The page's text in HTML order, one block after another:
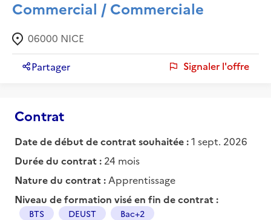
Commercial / Commerciale
06000 NICE
Partager Signaler l'offre
Contrat
Date de début de contrat souhaitée :1 sept. 2026
Durée du contrat : 24 mois
Nature du contrat : Apprentissage
Niveau de formation visé en fin de contrat :
BTS DEUST Bac+2